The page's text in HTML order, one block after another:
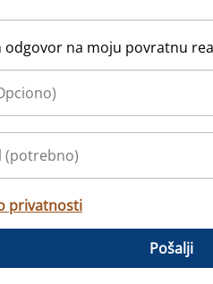
odgovor na moju povratnu
privatnosti
Pošalji